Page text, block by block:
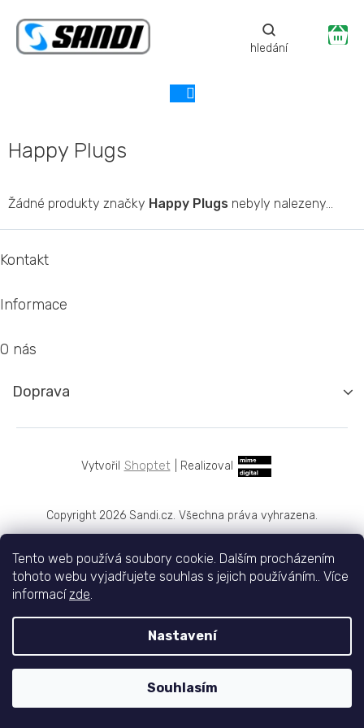
Tento web používá soubory cookie. Dalším procházením
tohoto webu vyjadřujete souhlas s jejich používáním.. Více
informacízde.
Nastavení
Souhlasím
obsah
Happy Plugs
Žádné produkty značky Happy Plugs nebyly nalezeny...
á
t
Kontakt
Informace
O nás
Doprava
Shoptet Realizoval
Copyright 2026 Sandi.cz. Všechna práva vyhrazena.